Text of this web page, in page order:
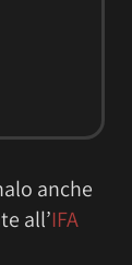
anche
all’IFA